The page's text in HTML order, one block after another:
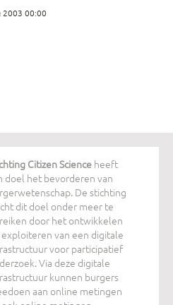
2003 00:00
Citizen Scienceheeft
doel het bevorderen van
De stichting
dit doel onder meer te
door het ontwikkelen
van een digitale
voor participatief
Via deze digitale
kunnen burgers
aan online metingen